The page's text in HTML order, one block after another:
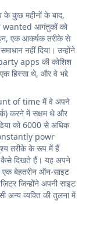
कुछ महीनों के बाद,
wanted आगंतुकों को
एक आकर्षक तरीके से
नहीं दिया। उन्होंने
apps की कोशिश
हिस्सा थे, और वे भद्दे
of time में वे अपने
करने में सक्षम थे और
को 6000 से अधिक
powr
तरीके के रूप में हैं
कैसे दिखते हैं। यह अपने
एक बेहतरीन ऑन-साइट
जिन्होंने अपनी साइट
अन्य व्यक्ति की तुलना में